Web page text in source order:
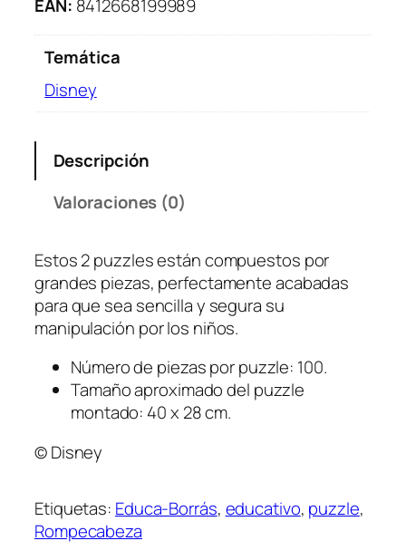
y
S
i
h
2
×
1
z
s
c
a
EAN: 8412668199989
Temática
Disney
Descripción
Valoraciones (0)
Estos 2 puzzles están compuestos por
grandes piezas, perfectamente acabadas
para que sea sencilla y segura su
manipulación por los niños.
Número de piezas por puzzle: 100.
Tamaño aproximado del puzzle
montado: 40 x 28 cm.
© Disney
Etiquetas: Educa-Borrás, educativo, puzzle
Rompecabeza